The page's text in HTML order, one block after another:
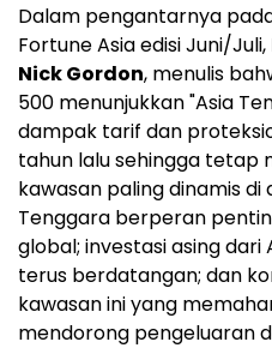
Dalam pengantarnya
Fortune Asia edisi Juni/Juli,
Nick Gordon, menulis
500 menunjukkan "Asia
dampak tarif dan
tahun lalu sehingga tetap
kawasan paling dinamis
Tenggara berperan
global; investasi asing dari
terus berdatangan; dan
kawasan ini yang
mendorong pengeluaran